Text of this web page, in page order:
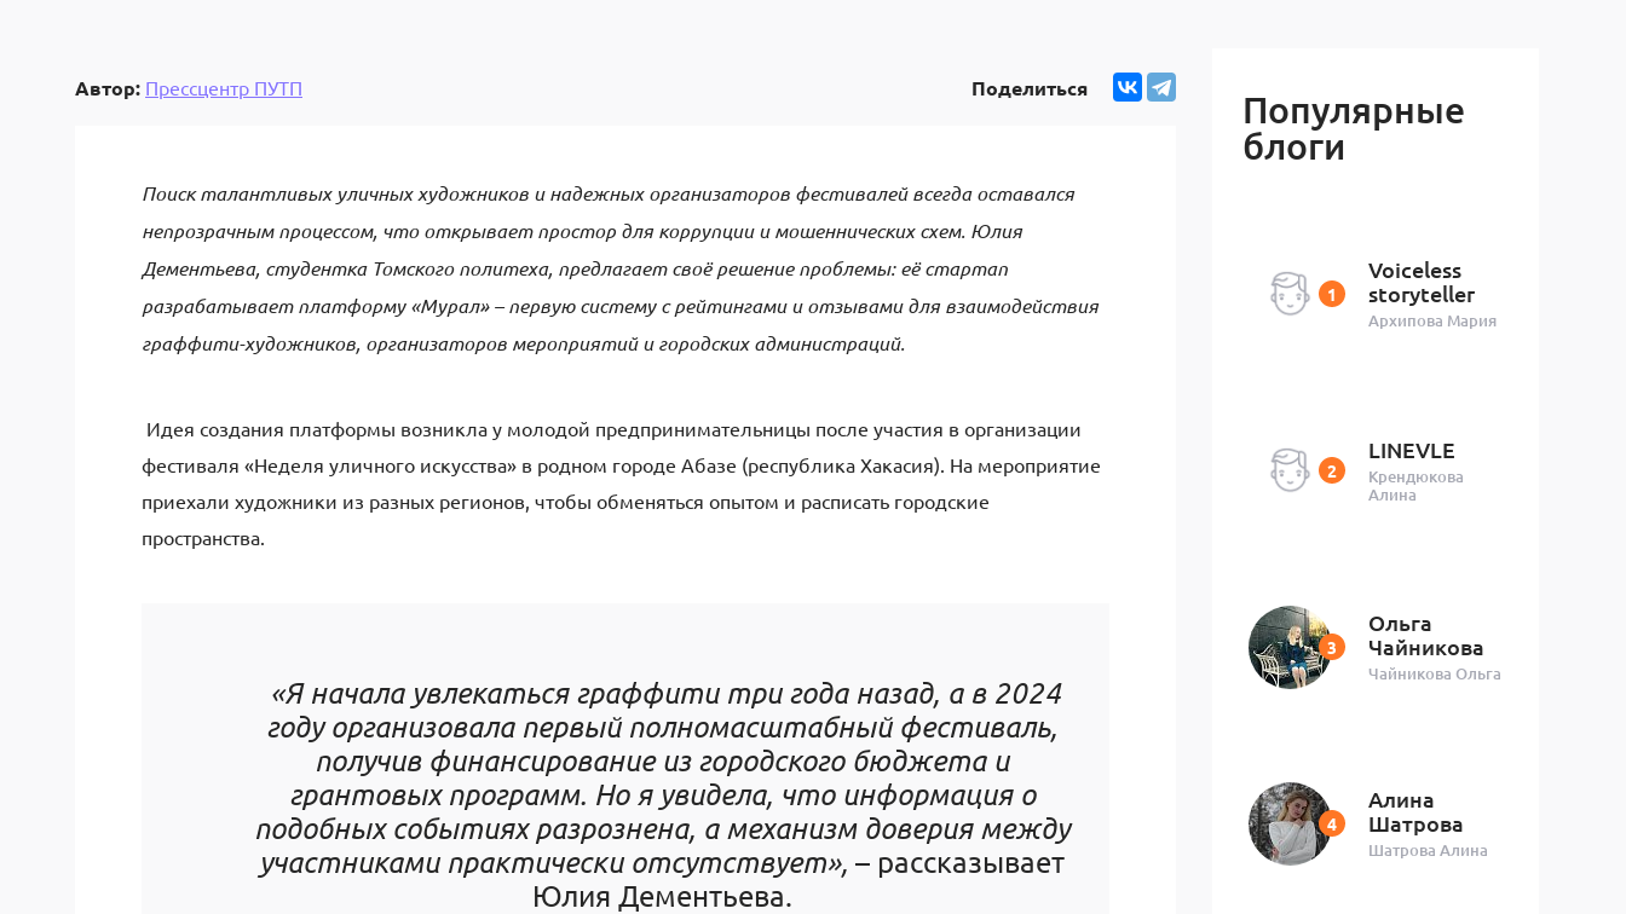
Автор: Прессцентр ПУТП Поделиться
Поиск талантливых уличных художников и надежных организаторов фестивалей всегда оставался
непрозрачным процессом, что открывает простор для коррупции и мошеннических схем. Юлия
Дементьева, студентка Томского политеха, предлагает своё решение проблемы: её стартап
разрабатывает платформу «Мурал» – первую систему с рейтингами и отзывами для взаимодействия
граффити-художников, организаторов мероприятий и городских администраций.
Идея создания платформы возникла у молодой предпринимательницы после участия в организации
фестиваля «Неделя уличного искусства» в родном городе Абазе (республика Хакасия). На мероприятие
приехали художники из разных регионов, чтобы обменяться опытом и расписать городские
пространства.
«Я начала увлекаться граффити три года назад, а в 2024
году организовала первый полномасштабный фестиваль,
получив финансирование из городского бюджета и
грантовых программ. Но я увидела, что информация о
подобных событиях разрознена, а механизм доверия между
участниками практически отсутствует», – рассказывает
Юлия Дементьева.
Популярные
блоги
Voiceless
storyteller
Архипова Мария
LINEVLE
Крендюкова
Алина
Ольга
Чайникова
Чайникова Ольга
Алина
Шатрова
Шатрова Алина